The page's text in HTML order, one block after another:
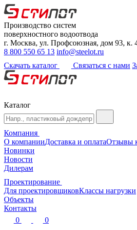
Производство систем
поверхностного водоотвода
г. Москва, ул. Профсоюзная, дом 93,
8 800 550 65 13 info@steelot.ru
Скачать каталог
Связаться с нами
Каталог
Компания
О компанииДоставка и оплатаОтзывы
Новинки
Новости
Дилерам
Проектирование
Для проектировщиковКлассы нагрузки
Объекты
Контакты
0
0